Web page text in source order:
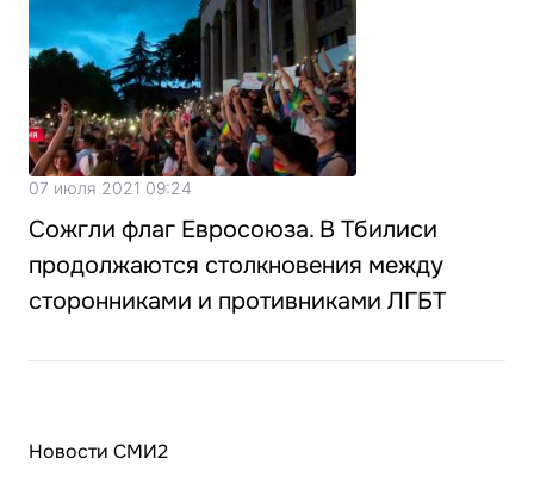
07 июля 2021 09:24
Сожгли флаг Евросоюза. В Тбилиси
продолжаются столкновения между
сторонниками и противниками ЛГБТ
Новости СМИ2